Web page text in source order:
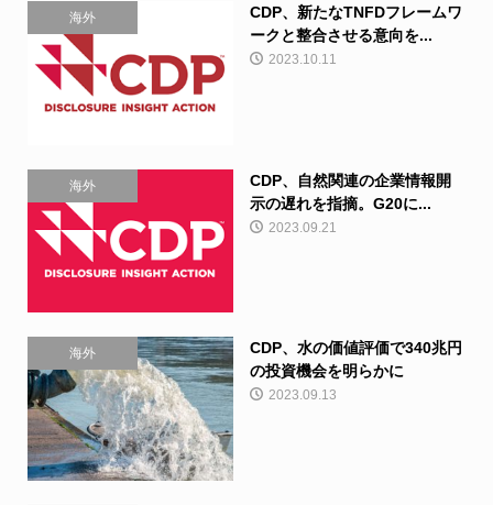
海外
CDP、新たなTNFDフレームワ
ークと整合させる意向を...
2023.10.11
海外
CDP、自然関連の企業情報開
示の遅れを指摘。G20に...
2023.09.21
海外
CDP、水の価値評価で340兆円
の投資機会を明らかに
2023.09.13